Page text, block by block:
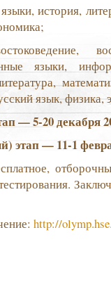
история,
языки,
язык, физика,
— 5-20 декабря
этап — 11-1
http://